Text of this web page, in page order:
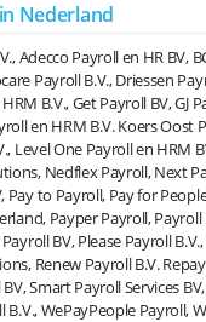
Nederland
Adecco Payroll en HR BV,
Payroll B.V., Driessen
B.V., Get Payroll BV, GJ
en HRM B.V. Koers Oost
Level One Payroll en HRM
Nedflex Payroll, Next
Pay to Payroll, Pay for
Payper Payroll,
BV, Please Payroll
Renew Payroll B.V.
Smart Payroll Services
B.V., WePayPeople Payroll,